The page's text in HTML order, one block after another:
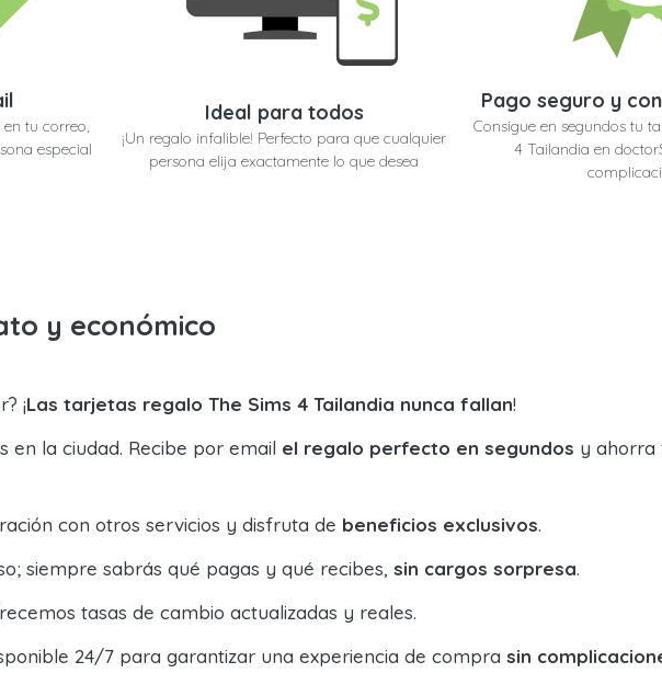
tu correo,
especial
Ideal para todos
¡Un regalo infalible! Perfecto para que cualquier
persona elija exactamente lo que desea
Pago seguro y
Consigue en segundos tu
4 Tailandia en
y económico
¡Las tarjetas regalo The Sims 4 Tailandia nunca fallan!
en la ciudad. Recibe por email el regalo perfecto en segundos y ahorra
con otros servicios y disfruta de beneficios exclusivos.
siempre sabrás qué pagas y qué recibes, sin cargos sorpresa.
tasas de cambio actualizadas y reales.
24/7 para garantizar una experiencia de compra sin